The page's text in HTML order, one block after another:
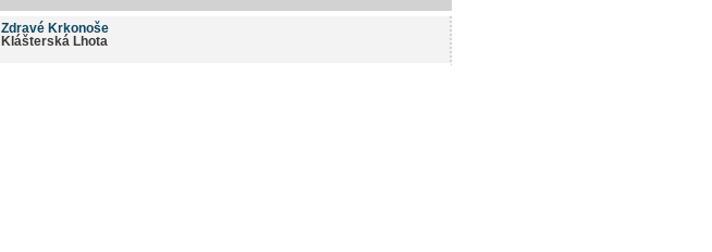
Zdravé Krkonoše
Klášterská Lhota